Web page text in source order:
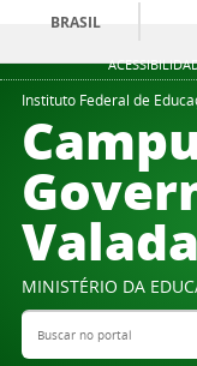
BRASIL
Instituto Federal de
MINISTÉRIO DA
Buscar no portal